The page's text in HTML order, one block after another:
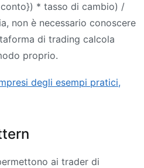
* tasso di cambio) /
non è necessario conoscere
di trading calcola
proprio.
degli esempi pratici,
ai trader di